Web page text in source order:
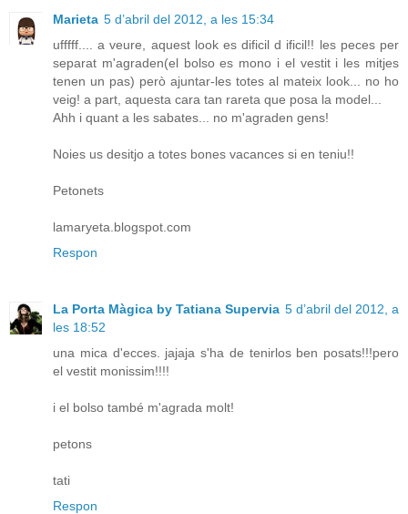
Marieta 5 d’abril del 2012, a les 15:34
ufffff.... a veure, aquest look es dificil d ificil!! les peces per
separat m'agraden(el bolso es mono i el vestit i les mitjes
tenen un pas) però ajuntar-les totes al mateix look... no ho
veig! a part, aquesta cara tan rareta que posa la model...
Ahh i quant a les sabates... no m'agraden gens!
Noies us desitjo a totes bones vacances si en teniu!!
Petonets
lamaryeta.blogspot.com
Respon
La Porta Màgica by Tatiana Supervia 5 d’abril del 2012, a
les 18:52
una mica d'ecces. jajaja s'ha de tenirlos ben posats!!!pero
el vestit monissim!!!!
i el bolso també m'agrada molt!
petons
tati
Respon